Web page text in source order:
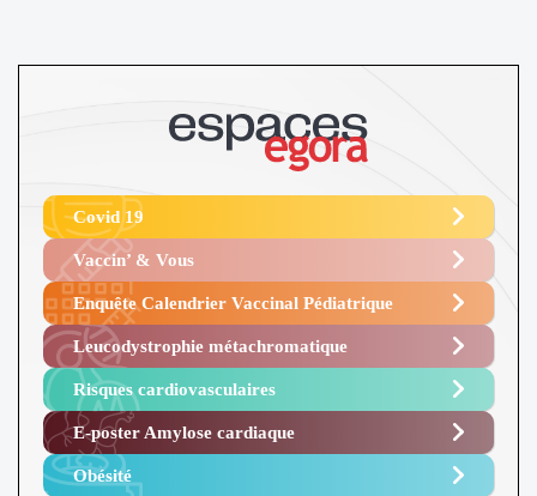
Covid 19
Vaccin’ & Vous
Enquête Calendrier Vaccinal Pédiatrique
Leucodystrophie métachromatique
Risques cardiovasculaires
E-poster Amylose cardiaque ​
Obésité ​